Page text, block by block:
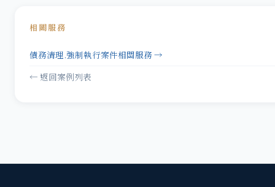
相關服務
債務清理.強制執行案件相關服務 →
← 返回案例列表